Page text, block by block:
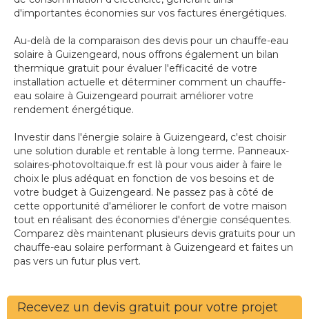
d'importantes économies sur vos factures énergétiques.
Au-delà de la comparaison des devis pour un chauffe-eau
solaire à Guizengeard, nous offrons également un bilan
thermique gratuit pour évaluer l'efficacité de votre
installation actuelle et déterminer comment un chauffe-
eau solaire à Guizengeard pourrait améliorer votre
rendement énergétique.
Investir dans l'énergie solaire à Guizengeard, c'est choisir
une solution durable et rentable à long terme. Panneaux-
solaires-photovoltaique.fr est là pour vous aider à faire le
choix le plus adéquat en fonction de vos besoins et de
votre budget à Guizengeard. Ne passez pas à côté de
cette opportunité d'améliorer le confort de votre maison
tout en réalisant des économies d'énergie conséquentes.
Comparez dès maintenant plusieurs devis gratuits pour un
chauffe-eau solaire performant à Guizengeard et faites un
pas vers un futur plus vert.
Recevez un devis gratuit pour votre projet